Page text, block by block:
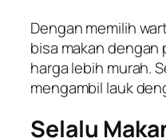
Dengan memilih
bisa makan
harga lebih murah.
mengambil lauk
Selalu